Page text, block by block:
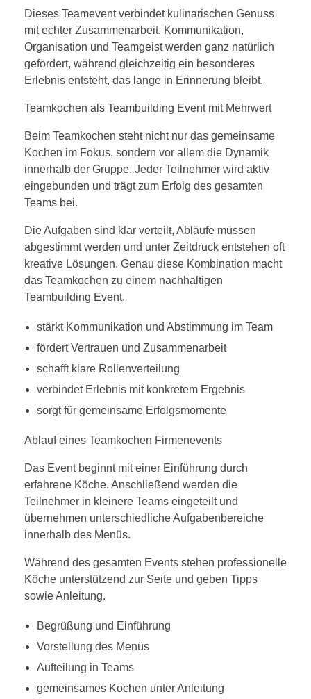
Dieses Teamevent verbindet kulinarischen Genuss
mit echter Zusammenarbeit. Kommunikation,
Organisation und Teamgeist werden ganz natürlich
gefördert, während gleichzeitig ein besonderes
Erlebnis entsteht, das lange in Erinnerung bleibt.
Teamkochen als Teambuilding Event mit Mehrwert
Beim Teamkochen steht nicht nur das gemeinsame
Kochen im Fokus, sondern vor allem die Dynamik
innerhalb der Gruppe. Jeder Teilnehmer wird aktiv
eingebunden und trägt zum Erfolg des gesamten
Teams bei.
Die Aufgaben sind klar verteilt, Abläufe müssen
abgestimmt werden und unter Zeitdruck entstehen oft
kreative Lösungen. Genau diese Kombination macht
das Teamkochen zu einem nachhaltigen
Teambuilding Event.
stärkt Kommunikation und Abstimmung im Team
fördert Vertrauen und Zusammenarbeit
schafft klare Rollenverteilung
verbindet Erlebnis mit konkretem Ergebnis
sorgt für gemeinsame Erfolgsmomente
Ablauf eines Teamkochen Firmenevents
Das Event beginnt mit einer Einführung durch
erfahrene Köche. Anschließend werden die
Teilnehmer in kleinere Teams eingeteilt und
übernehmen unterschiedliche Aufgabenbereiche
innerhalb des Menüs.
Während des gesamten Events stehen professionelle
Köche unterstützend zur Seite und geben Tipps
sowie Anleitung.
Begrüßung und Einführung
Vorstellung des Menüs
Aufteilung in Teams
gemeinsames Kochen unter Anleitung